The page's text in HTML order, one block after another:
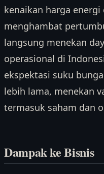
kenaikan harga energi
menghambat
langsung menekan
operasional di
ekspektasi suku
lebih lama, menekan
termasuk saham dan
Dampak ke Bisnis